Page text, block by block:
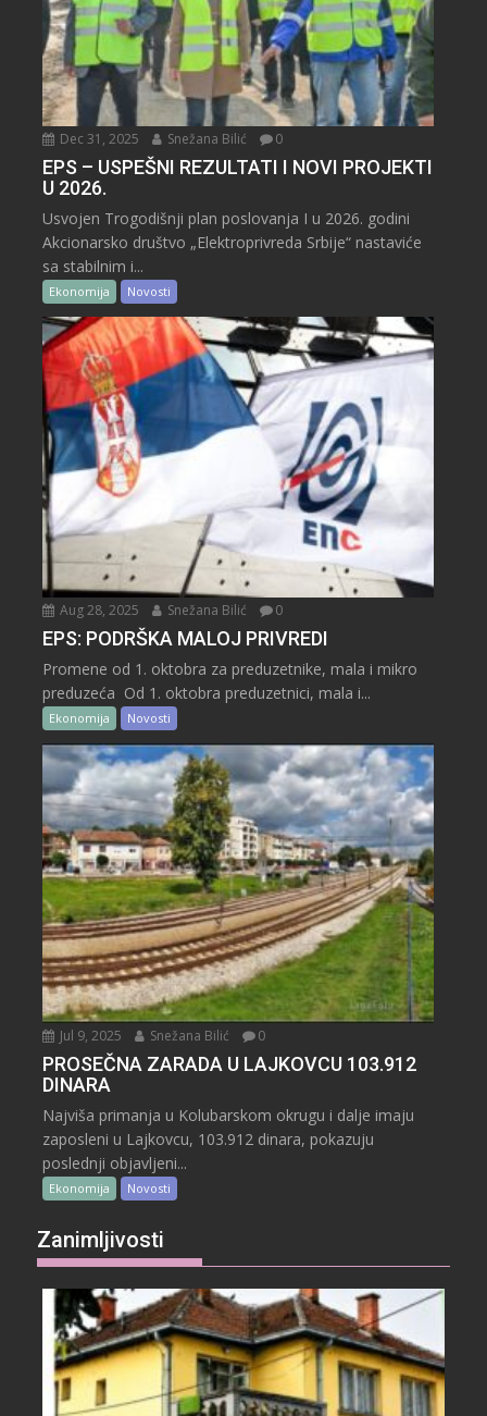
Dec 31, 2025 Snežana Bilić 0
EPS – USPEŠNI REZULTATI I NOVI PROJEKTI
U 2026.
Usvojen Trogodišnji plan poslovanja I u 2026. godini
Akcionarsko društvo „Elektroprivreda Srbije“ nastaviće
sa stabilnim i...
Ekonomija Novosti
Aug 28, 2025 Snežana Bilić 0
EPS: PODRŠKA MALOJ PRIVREDI
Promene od 1. oktobra za preduzetnike, mala i mikro
preduzeća Od 1. oktobra preduzetnici, mala i...
Ekonomija Novosti
Jul 9, 2025 Snežana Bilić 0
PROSEČNA ZARADA U LAJKOVCU 103.912
DINARA
Najviša primanja u Kolubarskom okrugu i dalje imaju
zaposleni u Lajkovcu, 103.912 dinara, pokazuju
poslednji objavljeni...
Ekonomija Novosti
Zanimljivosti